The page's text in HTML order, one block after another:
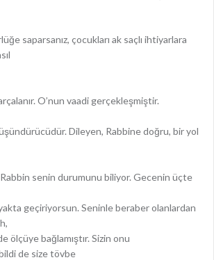
saparsanız, çocukları ak saçlı ihtiyarlara
O’nun vaadi gerçekleşmiştir.
Dileyen, Rabbine doğru, bir yol
senin durumunu biliyor. Gecenin üçte
geçiriyorsun. Seninle beraber olanlardan
ölçüye bağlamıştır. Sizin onu
bildi de size tövbe